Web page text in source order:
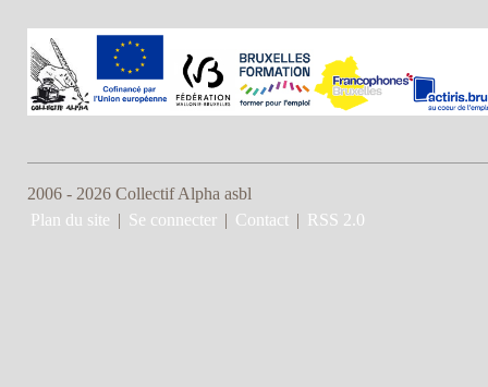
2006 - 2026 Collectif Alpha asbl
Plan du site | Se connecter | Contact | RSS 2.0